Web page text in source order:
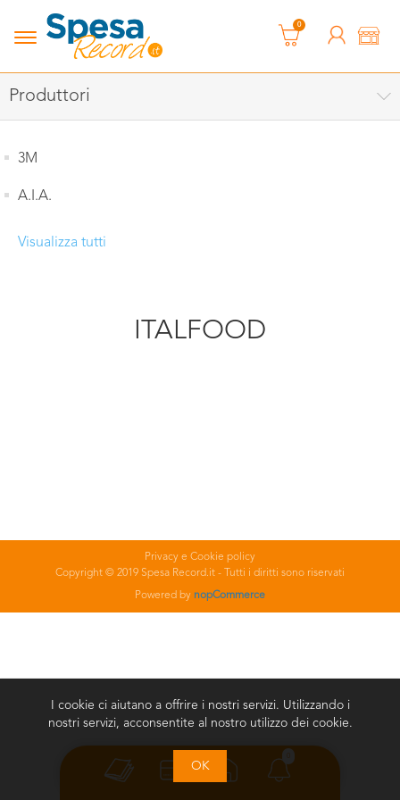
0
Produttori
3M
A.I.A.
Visualizza tutti
ITALFOOD
Privacy e Cookie policy
Copyright © 2019 Spesa Record.it - Tutti i diritti sono riservati
Powered by nopCommerce
I cookie ci aiutano a offrire i nostri servizi. Utilizzando i
nostri servizi, acconsentite al nostro utilizzo dei cookie.
OK